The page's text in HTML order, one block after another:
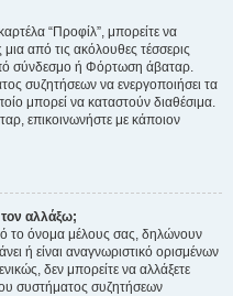
“Προφίλ”, μπορείτε να
από τις ακόλουθες τέσσερις
σύνδεσμο ή Φόρτωση άβαταρ.
συζητήσεων να ενεργοποιήσει τα
μπορεί να καταστούν διαθέσιμα.
επικοινωνήστε με κάποιον
αλλάξω;
το όνομα μέλους σας, δηλώνουν
ή είναι αναγνωριστικό ορισμένων
δεν μπορείτε να αλλάξετε
συστήματος συζητήσεων